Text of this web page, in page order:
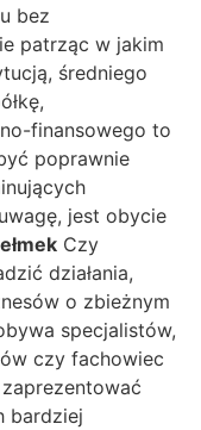
bez
patrząc w jakim
średniego
finansowego to
poprawnie
jest obycie
Czy
działania,
o zbieżnym
specjalistów,
czy fachowiec
bardziej